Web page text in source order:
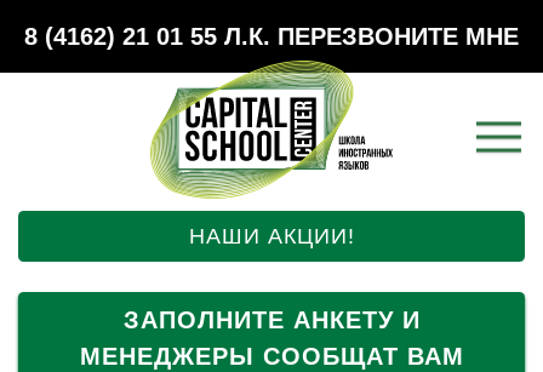
8 (4162) 21 01 55 Л.К. ПЕРЕЗВОНИТЕ МНЕ
НАШИ АКЦИИ!
ЗАПОЛНИТЕ АНКЕТУ И
МЕНЕДЖЕРЫ СООБЩАТ ВАМ